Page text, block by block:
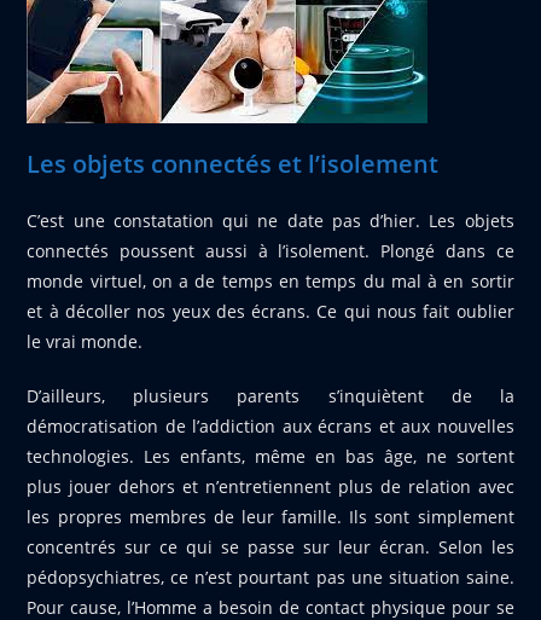
Les objets connectés et l’isolement
C’est une constatation qui ne date pas d’hier. Les objets
connectés poussent aussi à l’isolement. Plongé dans ce
monde virtuel, on a de temps en temps du mal à en sortir
et à décoller nos yeux des écrans. Ce qui nous fait oublier
le vrai monde.
D’ailleurs, plusieurs parents s’inquiètent de la
démocratisation de l’addiction aux écrans et aux nouvelles
technologies. Les enfants, même en bas âge, ne sortent
plus jouer dehors et n’entretiennent plus de relation avec
les propres membres de leur famille. Ils sont simplement
concentrés sur ce qui se passe sur leur écran. Selon les
pédopsychiatres, ce n’est pourtant pas une situation saine.
Pour cause, l’Homme a besoin de contact physique pour se